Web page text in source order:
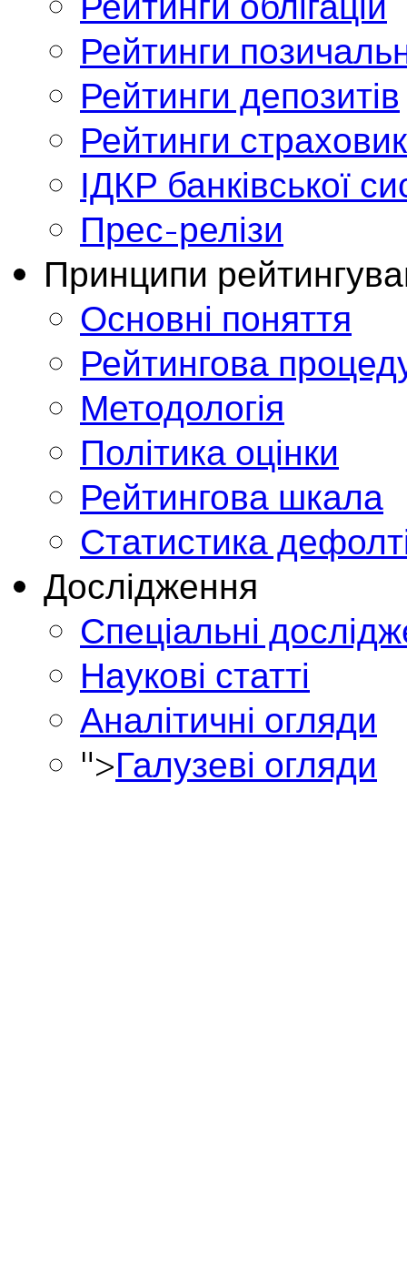
Рейтинги
Рейтинги депозитів
Рейтинги
ІДКР банківської
Прес-релізи
Принципи
Основні поняття
Рейтингова
Методологія
Політика оцінки
Рейтингова шкала
Статистика
Дослідження
Спеціальні
Наукові статті
Аналітичні огляди
">Галузеві огляди